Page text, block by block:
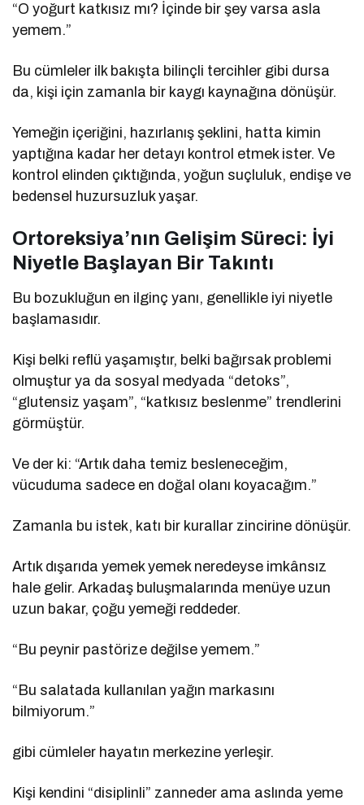
“O yoğurt katkısız mı? İçinde bir şey varsa asla
yemem.”
Bu cümleler ilk bakışta bilinçli tercihler gibi dursa
da, kişi için zamanla bir kaygı kaynağına dönüşür.
Yemeğin içeriğini, hazırlanış şeklini, hatta kimin
yaptığına kadar her detayı kontrol etmek ister. Ve
kontrol elinden çıktığında, yoğun suçluluk, endişe ve
bedensel huzursuzluk yaşar.
Ortoreksiya’nın Gelişim Süreci: İyi
Niyetle Başlayan Bir Takıntı
Bu bozukluğun en ilginç yanı, genellikle iyi niyetle
başlamasıdır.
Kişi belki reflü yaşamıştır, belki bağırsak problemi
olmuştur ya da sosyal medyada “detoks”,
“glutensiz yaşam”, “katkısız beslenme” trendlerini
görmüştür.
Ve der ki: “Artık daha temiz besleneceğim,
vücuduma sadece en doğal olanı koyacağım.”
Zamanla bu istek, katı bir kurallar zincirine dönüşür.
Artık dışarıda yemek yemek neredeyse imkânsız
hale gelir. Arkadaş buluşmalarında menüye uzun
uzun bakar, çoğu yemeği reddeder.
“Bu peynir pastörize değilse yemem.”
“Bu salatada kullanılan yağın markasını
bilmiyorum.”
gibi cümleler hayatın merkezine yerleşir.
Kişi kendini “disiplinli” zanneder ama aslında yeme